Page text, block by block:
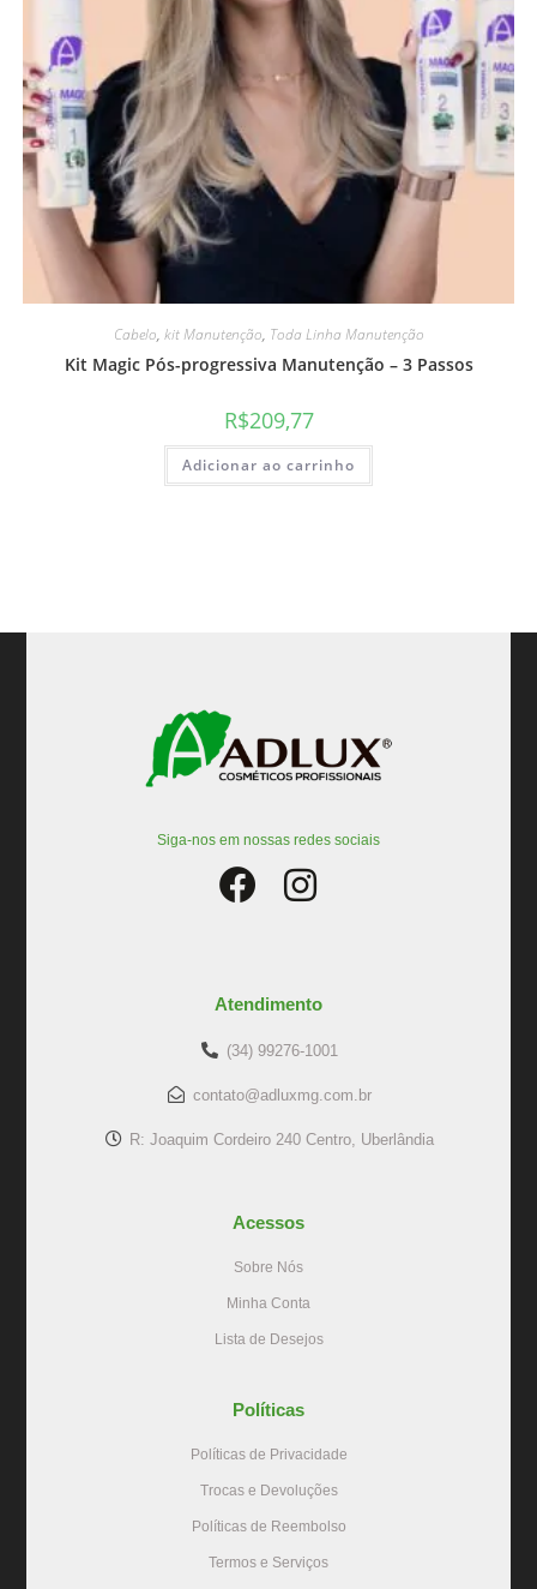
Cabelo, kit Manutenção, Toda Linha Manutenção
Kit Magic Pós-progressiva Manutenção – 3 Passos
R$209,77
Adicionar ao carrinho
Siga-nos em nossas redes sociais
Atendimento
(34) 99276-1001
contato@adluxmg.com.br
R: Joaquim Cordeiro 240 Centro, Uberlândia
Acessos
Sobre Nós
Minha Conta
Lista de Desejos
Políticas
Políticas de Privacidade
Trocas e Devoluções
Políticas de Reembolso
Termos e Serviços